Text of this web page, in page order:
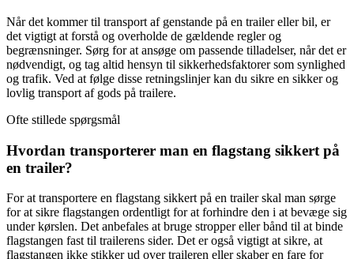
Når det kommer til transport af genstande på en trailer eller bil, er
det vigtigt at forstå og overholde de gældende regler og
begrænsninger. Sørg for at ansøge om passende tilladelser, når det er
nødvendigt, og tag altid hensyn til sikkerhedsfaktorer som synlighed
og trafik. Ved at følge disse retningslinjer kan du sikre en sikker og
lovlig transport af gods på trailere.
Ofte stillede spørgsmål
Hvordan transporterer man en flagstang sikkert på
en trailer?
For at transportere en flagstang sikkert på en trailer skal man sørge
for at sikre flagstangen ordentligt for at forhindre den i at bevæge sig
under kørslen. Det anbefales at bruge stropper eller bånd til at binde
flagstangen fast til trailerens sider. Det er også vigtigt at sikre, at
flagstangen ikke stikker ud over traileren eller skaber en fare for